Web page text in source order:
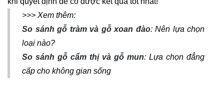
>>> Xem thêm:
So sánh gỗ tràm và gỗ xoan đào: Nên lựa chọn
loại nào?
So sánh gỗ cẩm thị và gỗ mun: Lựa chọn đẳng
cấp cho không gian sống